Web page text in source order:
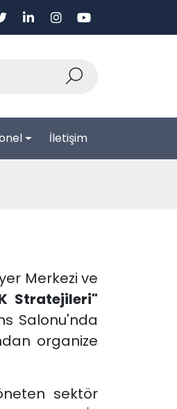
İletişim
Merkezi ve
Stratejileri"
Salonu'nda
organize
sektör